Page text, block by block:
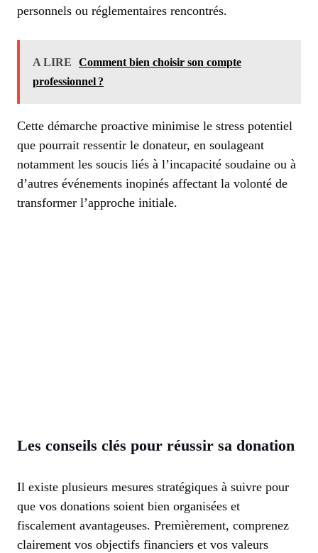
personnels ou réglementaires rencontrés.
A LIRE
Comment bien choisir son compte
professionnel ?
Cette démarche proactive minimise le stress potentiel
que pourrait ressentir le donateur, en soulageant
notamment les soucis liés à l’incapacité soudaine ou à
d’autres événements inopinés affectant la volonté de
transformer l’approche initiale.
Les conseils clés pour réussir sa donation
Il existe plusieurs mesures stratégiques à suivre pour
que vos donations soient bien organisées et
fiscalement avantageuses. Premièrement, comprenez
clairement vos objectifs financiers et vos valeurs